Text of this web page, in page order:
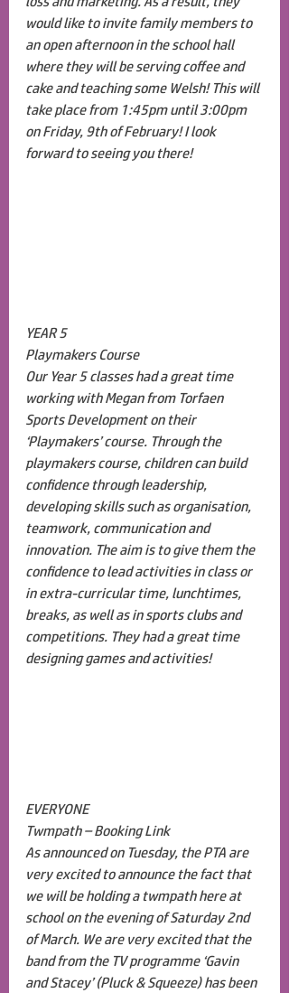
would like to invite family members to
an open afternoon in the school hall
where they will be serving coffee and
cake and teaching some Welsh! This will
take place from 1:45pm until 3:00pm
on Friday, 9th of February! I look
forward to seeing you there!
YEAR 5
Playmakers Course
Our Year 5 classes had a great time
working with Megan from Torfaen
Sports Development on their
‘Playmakers’ course. Through the
playmakers course, children can build
confidence through leadership,
developing skills such as organisation,
teamwork, communication and
innovation. The aim is to give them the
confidence to lead activities in class or
in extra-curricular time, lunchtimes,
breaks, as well as in sports clubs and
competitions. They had a great time
designing games and activities!
EVERYONE
Twmpath – Booking Link
As announced on Tuesday, the PTA are
very excited to announce the fact that
we will be holding a twmpath here at
school on the evening of Saturday 2nd
of March. We are very excited that the
band from the TV programme ‘Gavin
and Stacey’ (Pluck & Squeeze) has been